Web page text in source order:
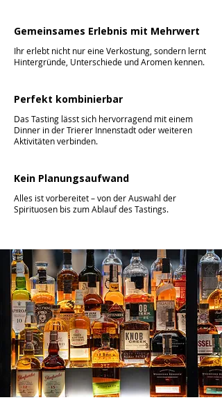
Gemeinsames Erlebnis mit Mehrwert
Ihr erlebt nicht nur eine Verkostung, sondern lernt
Hintergründe, Unterschiede und Aromen kennen.
Perfekt kombinierbar
Das Tasting lässt sich hervorragend mit einem
Dinner in der Trierer Innenstadt oder weiteren
Aktivitäten verbinden.
Kein Planungsaufwand
Alles ist vorbereitet – von der Auswahl der
Spirituosen bis zum Ablauf des Tastings.